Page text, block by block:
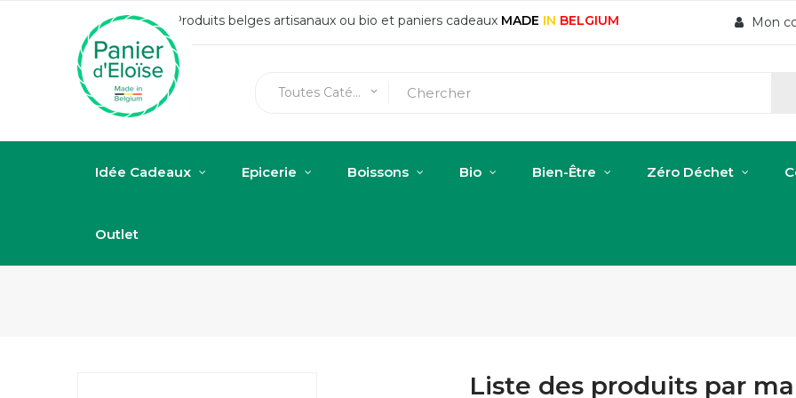
Produits belges artisanaux ou bio et paniers cadeaux MADE IN BELGIUM Mon
Toutes Catégories keyboard_arrow_down
Idée Cadeaux Epicerie Boissons Bio Bien-Être Zéro Déchet
Outlet
Liste des produits par